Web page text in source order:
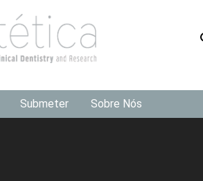
Submeter Sobre Nós